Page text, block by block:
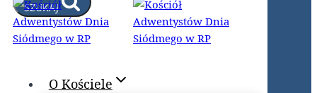
SZUKAJ
O Kościele